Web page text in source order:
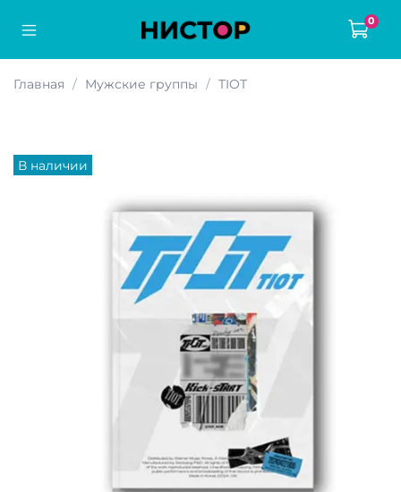
0
Главная Мужские группы TIOT
В наличии